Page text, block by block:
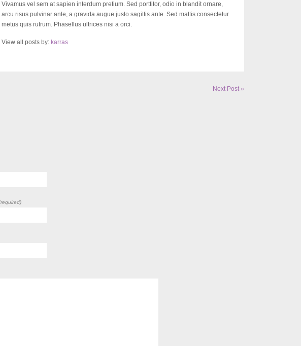
Vivamus vel sem at sapien interdum pretium. Sed porttitor, odio in blandit ornare,
arcu risus pulvinar ante, a gravida augue justo sagittis ante. Sed mattis consectetur
metus quis rutrum. Phasellus ultrices nisi a orci.
View all posts by: karras
Next Post »